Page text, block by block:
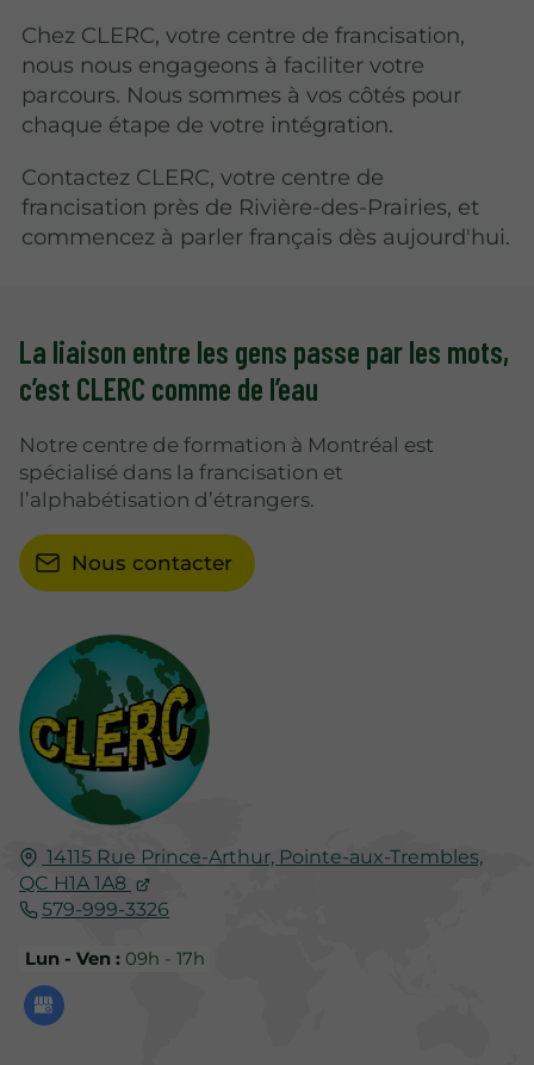
Chez CLERC, votre centre de francisation,
nous nous engageons à faciliter votre
parcours. Nous sommes à vos côtés pour
chaque étape de votre intégration.
Contactez CLERC, votre centre de
francisation près de Rivière-des-Prairies, et
commencez à parler français dès aujourd'hui.
14115 Rue Prince-Arthur, Pointe-aux-Trembles,
QC H1A 1A8
579-999-3326
Lun - Ven :09h - 17h
La liaison entre les gens passe par les mots,
c’est CLERC comme de l’eau
Notre centre de formation à Montréal est
spécialisé dans la francisation et
l’alphabétisation d’étrangers.
Nous contacter